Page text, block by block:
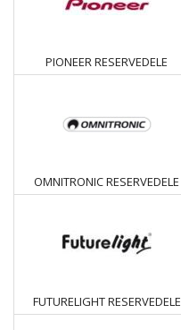
PIONEER RESERVEDELE
OMNITRONIC RESERVEDELE
FUTURELIGHT RESERVEDELE